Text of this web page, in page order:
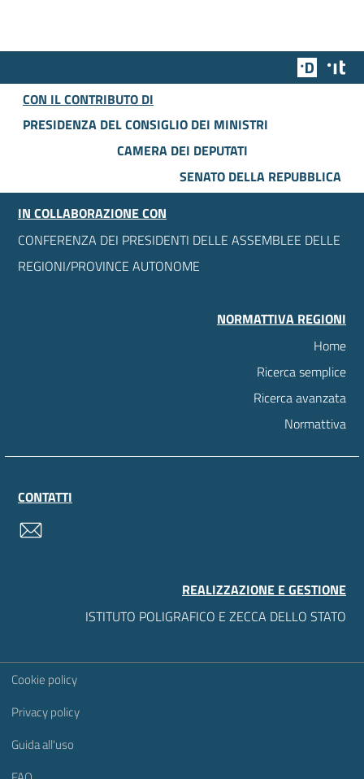
Team
CON IL CONTRIBUTO DI
PRESIDENZA DEL CONSIGLIO DEI MINISTRI
CAMERA DEI DEPUTATI
SENATO DELLA REPUBBLICA
IN COLLABORAZIONE CON
CONFERENZA DEI PRESIDENTI DELLE ASSEMBLEE DELLE
REGIONI/PROVINCE AUTONOME
NORMATTIVA REGIONI
Home
Ricerca semplice
Ricerca avanzata
Normattiva
CONTATTI
REALIZZAZIONE E GESTIONE
ISTITUTO POLIGRAFICO E ZECCA DELLO STATO
Sezione Link Utili
Cookie policy
Privacy policy
Guida all'uso